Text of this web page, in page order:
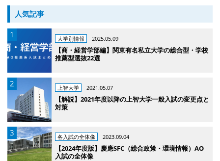
人気記事
大学別情報 2025.05.09
【商・経営学部編】関東有名私立大学の総合型・学校
推薦型選抜22選
上智大学 2021.05.07
【解説】2021年度以降の上智大学一般入試の変更点と
対策
各入試の全体像 2023.09.04
【2024年度版】慶應SFC（総合政策・環境情報）AO
入試の全体像